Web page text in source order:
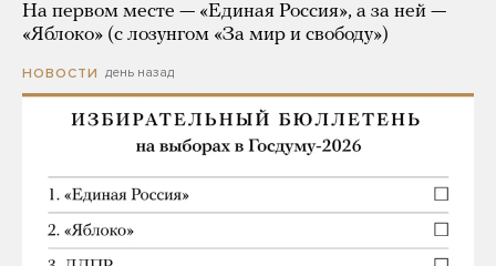
На первом месте — «Единая Россия», а за ней —
«Яблоко» (с лозунгом «За мир и свободу»)
НОВОСТИ день назад